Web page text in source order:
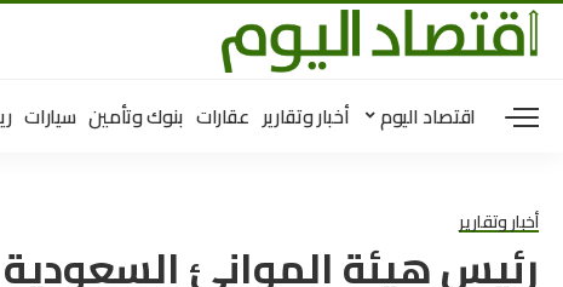
اقتصاد اليوم أخبار وتقارير عقارات بنوك وتأمين سيارات
أخبار وتقارير
رئيس هيئة الموانئ